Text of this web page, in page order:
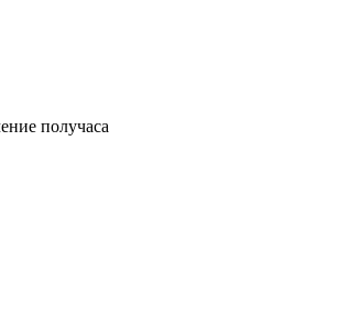
получаса